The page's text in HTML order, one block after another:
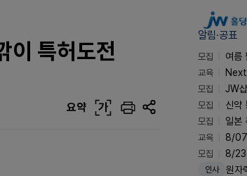
이 특허도전
요약 가
알림·공표
모집
여름
교육
모집
JW
모집
신
모집
일본
교육
8/07
모집
8/23
인사 원자